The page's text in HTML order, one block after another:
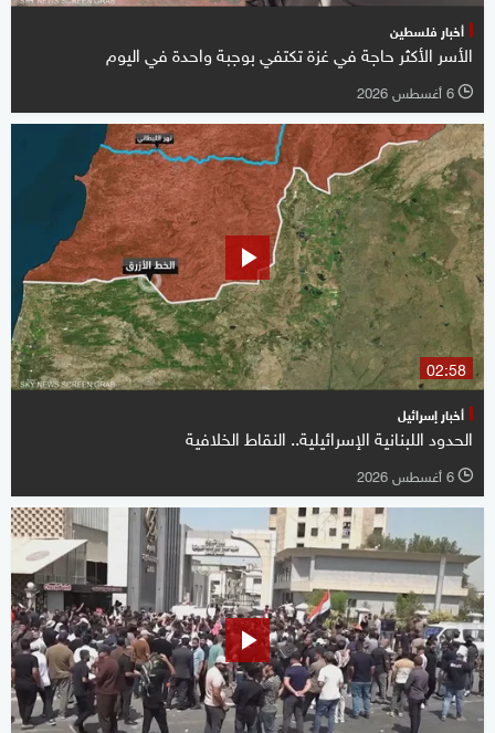
أخبار فلسطين
الأسر الأكثر حاجة في غزة تكتفي بوجبة واحدة في اليوم
l 6 أغسطس 2026
02:58
أخبار إسرائيل
الحدود اللبنانية الإسرائيلية.. النقاط الخلافية
l 6 أغسطس 2026